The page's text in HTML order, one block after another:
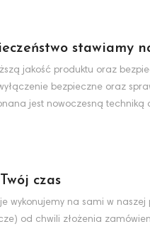
stawiamy
jakość produktu oraz
bezpieczne oraz
jest nowoczesną
czas
wykonujemy na sami w
od chwili złożenia